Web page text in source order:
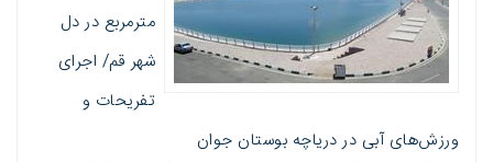
مترمربع در دل
شهر قم/ اجرای
تفریحات و
ورزش‌های آبی در دریاچه بوستان جوان